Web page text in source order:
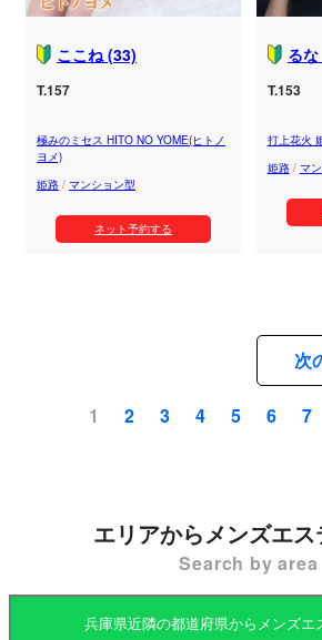
ここね (33)
T.157
極みのミセス HITO NO YOME(ヒトノ
ヨメ)
姫路 / マンション型
ネット予約する
る
T.153
打上花火
姫路/ マ
1 2 3 4 5 6 7
次
エリアからメンズエ
Search by area
兵庫県近隣の都道府県からメンズエ